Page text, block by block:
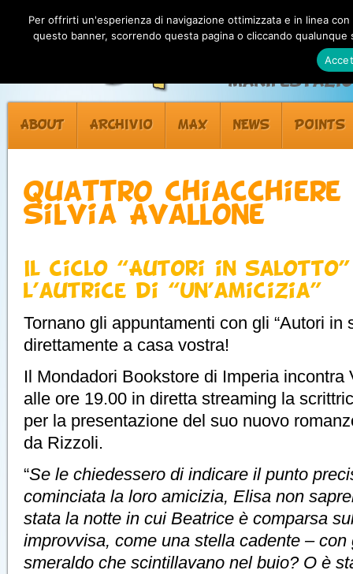
ABOUT ARCHIVIO MAX NEWS POINTS
Quattro chiacchiere
Silvia Avallone
Il ciclo “Autori in salotto”
l’autrice di “Un’amicizia”
Tornano gli appuntamenti con gli “Autori in
direttamente a casa vostra!
Il Mondadori Bookstore di Imperia incontra
alle ore 19.00 in diretta streaming la
per la presentazione del suo nuovo
da Rizzoli.
“Se le chiedessero di indicare il punto
cominciata la loro amicizia, Elisa non
stata la notte in cui Beatrice è comparsa
improvvisa, come una stella cadente – con
smeraldo che scintillavano nel buio? O è
Per offrirti un'esperienza di navigazione ottimizzata e in linea
questo banner, scorrendo questa pagina o cliccando